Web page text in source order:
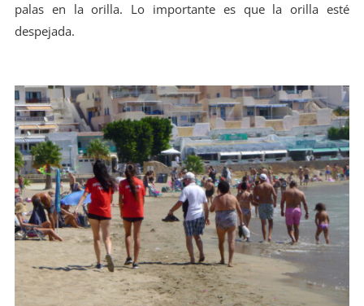
palas en la orilla. Lo importante es que la orilla esté
despejada.